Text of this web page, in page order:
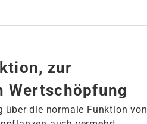
zur
Wertschöpfung
die normale Funktion von